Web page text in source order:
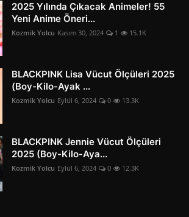
2025 Yılında Çıkacak Animeler! 55
Yeni Anime Öneri...
Kozmik Yolcu Kasım 30, 2024 1 15.1K
BLACKPINK Lisa Vücut Ölçüleri 2025
(Boy-Kilo-Ayak ...
Kozmik Yolcu Eylül 6, 2024 0 13.3K
BLACKPINK Jennie Vücut Ölçüleri
2025 (Boy-Kilo-Aya...
Kozmik Yolcu Eylül 6, 2024 0 12.3K